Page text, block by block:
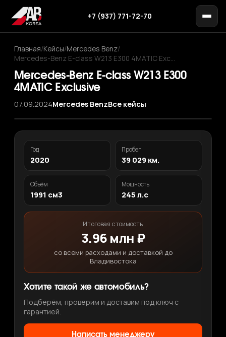
+7 (937) 771-72-70
Главная/Кейсы/Mercedes Benz/
Mercedes-Benz E-class W213 E300 4MATIC Exc…
Mercedes-Benz E-class W213 E300
4MATIC Exclusive
07.09.2024Mercedes BenzВсе кейсы
‹
›
1/ 11
Год
2020
Пробег
39 029 км.
Объём
1991 см3
Мощность
245 л.с
Итоговая стоимость
3.96 млн ₽
со всеми расходами и доставкой до
Владивостока
Хотите такой же автомобиль?
Подберём, проверим и доставим под ключ с
гарантией.
Написать менеджеру